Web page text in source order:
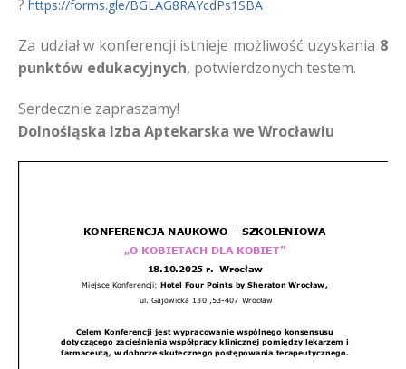
? https://forms.gle/BGLAG8RAYcdPs1SBA
Za udział w konferencji istnieje możliwość uzyskania 8
punktów edukacyjnych, potwierdzonych testem.
Serdecznie zapraszamy!
Dolnośląska Izba Aptekarska we Wrocławiu